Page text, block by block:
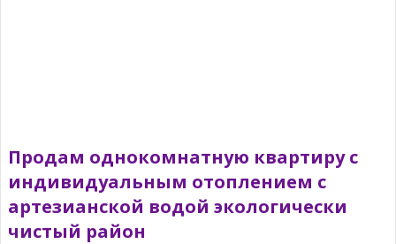
Продам однокомнатную квартиру с
индивидуальным отоплением c
артезианской водой экологически
чистый район